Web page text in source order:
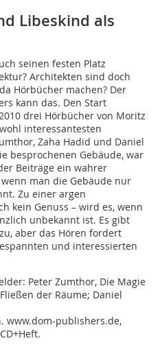
Libeskind als
seinen festen Platz
Architekten sind doch
Hörbücher machen? Der
kann das. Den Start
drei Hörbücher von Moritz
interessantesten
Zaha Hadid und Daniel
besprochenen Gebäude, war
Beiträge ein wahrer
man die Gebäude nur
Zu einer argen
kein Genuss – wird es, wenn
unbekannt ist. Es gibt
aber das Hören fordert
und interessierten
Peter Zumthor, Die Magie
der Räume; Daniel
www.dom-publishers.de,